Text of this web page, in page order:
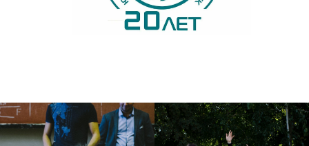
радиационная безопасность
изучите физику ядра, частиц, плазмы, взаимодействие
излучения с веществом и методы обеспечения ядерной
и радиационной безопасности